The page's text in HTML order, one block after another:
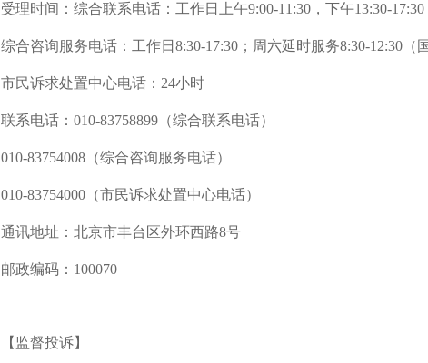
受理时间：综合联系电话：工作日上午9:00-11:30，下午13:30-
综合咨询服务电话：工作日8:30-17:30；周六延时服务8:30-12:30（
市民诉求处置中心电话：24小时
联系电话：010-83758899（综合联系电话）
010-83754008（综合咨询服务电话）
010-83754000（市民诉求处置中心电话）
通讯地址：北京市丰台区外环西路8号
邮政编码：100070
【监督投诉】